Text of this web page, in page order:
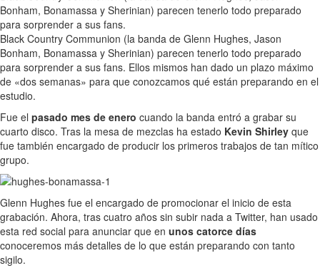
Bonham, Bonamassa y Sherinian) parecen tenerlo todo preparado
para sorprender a sus fans.
Black Country Communion (la banda de Glenn Hughes, Jason
Bonham, Bonamassa y Sherinian) parecen tenerlo todo preparado
para sorprender a sus fans. Ellos mismos han dado un plazo máximo
de «dos semanas» para que conozcamos qué están preparando en el
estudio.
Fue el pasado mes de enero cuando la banda entró a grabar su
cuarto disco. Tras la mesa de mezclas ha estado Kevin Shirley que
fue también encargado de producir los primeros trabajos de tan mítico
grupo.
Glenn Hughes fue el encargado de promocionar el inicio de esta
grabación. Ahora, tras cuatro años sin subir nada a Twitter, han usado
esta red social para anunciar que en unos catorce días
conoceremos más detalles de lo que están preparando con tanto
sigilo.